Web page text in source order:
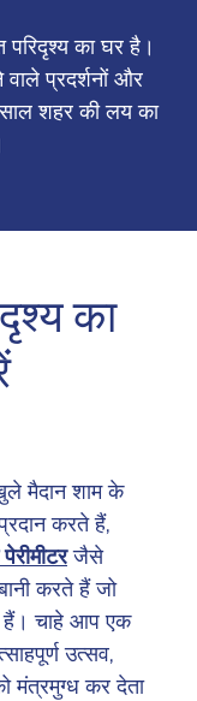
का घर है।
प्रदर्शनों और
शहर की लय का
का
मैदान शाम के
करते हैं,
जैसे
करते हैं जो
हैं। चाहे आप एक
उत्सव,
मंत्रमुग्ध कर देता